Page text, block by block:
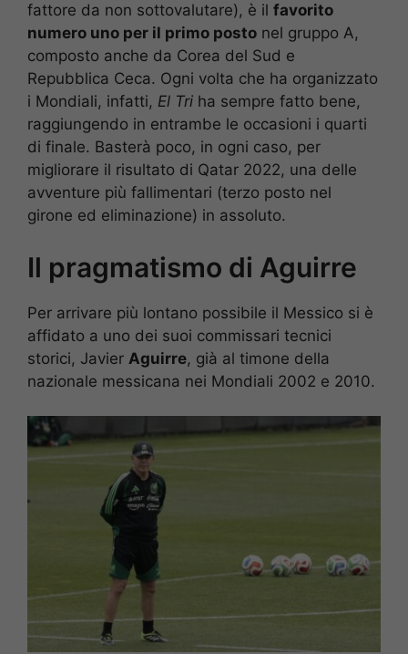
fattore da non sottovalutare), è il favorito
numero uno per il primo posto nel gruppo A,
composto anche da Corea del Sud e
Repubblica Ceca. Ogni volta che ha organizzato
i Mondiali, infatti, El Tri ha sempre fatto bene,
raggiungendo in entrambe le occasioni i quarti
di finale. Basterà poco, in ogni caso, per
migliorare il risultato di Qatar 2022, una delle
avventure più fallimentari (terzo posto nel
girone ed eliminazione) in assoluto.
Il pragmatismo di Aguirre
Per arrivare più lontano possibile il Messico si è
affidato a uno dei suoi commissari tecnici
storici, Javier Aguirre, già al timone della
nazionale messicana nei Mondiali 2002 e 2010.